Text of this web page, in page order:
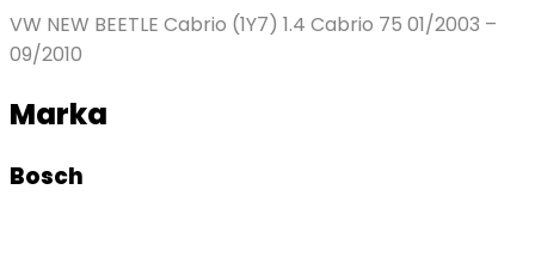
VW NEW BEETLE Cabrio (1Y7) 1.4 Cabrio 75 01/2003 –
09/2010
Marka
Bosch